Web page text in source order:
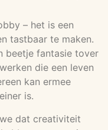
– het is een
tastbaar te maken.
beetje fantasie tover
die een leven
kan ermee
is.
dat creativiteit